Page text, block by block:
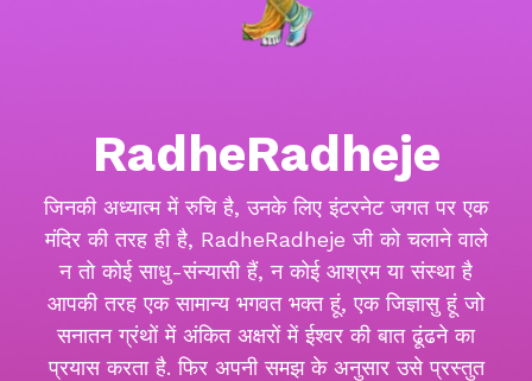
RadheRadheje
जिनकी अध्यात्म में रुचि है, उनके लिए इंटरनेट जगत पर एक
मंदिर की तरह ही है, RadheRadheje जी को चलाने वाले
न तो कोई साधु-संन्यासी हैं, न कोई आश्रम या संस्था है
आपकी तरह एक सामान्य भगवत भक्त हूं, एक जिज्ञासु हूं जो
सनातन ग्रंथों में अंकित अक्षरों में ईश्वर की बात ढूंढने का
प्रयास करता है. फिर अपनी समझ के अनुसार उसे प्रस्तुत